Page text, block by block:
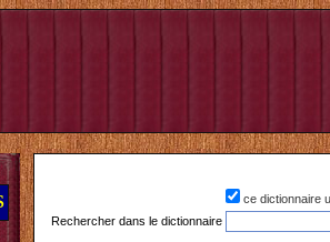
ce dictionnaire
Rechercher dans le dictionnaire